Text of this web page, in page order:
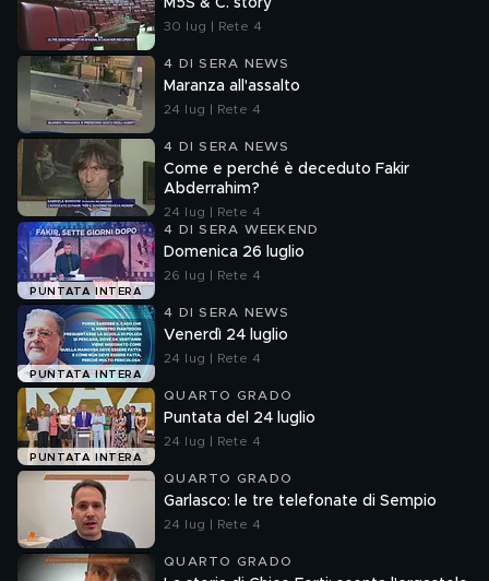
M5S & C. story
30 lug | Rete 4
4 DI SERA NEWS
Maranza all'assalto
24 lug | Rete 4
4 DI SERA NEWS
Come e perché è deceduto Fakir
Abderrahim?
24 lug | Rete 4
PUNTATA INTERA
4 DI SERA WEEKEND
Domenica 26 luglio
26 lug | Rete 4
PUNTATA INTERA
4 DI SERA NEWS
Venerdì 24 luglio
24 lug | Rete 4
PUNTATA INTERA
QUARTO GRADO
Puntata del 24 luglio
24 lug | Rete 4
QUARTO GRADO
Garlasco: le tre telefonate di Sempio
24 lug | Rete 4
QUARTO GRADO